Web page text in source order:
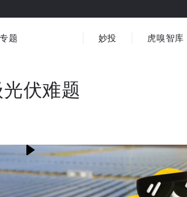
3C数码
题 妙投 虎嗅智库
伏难题